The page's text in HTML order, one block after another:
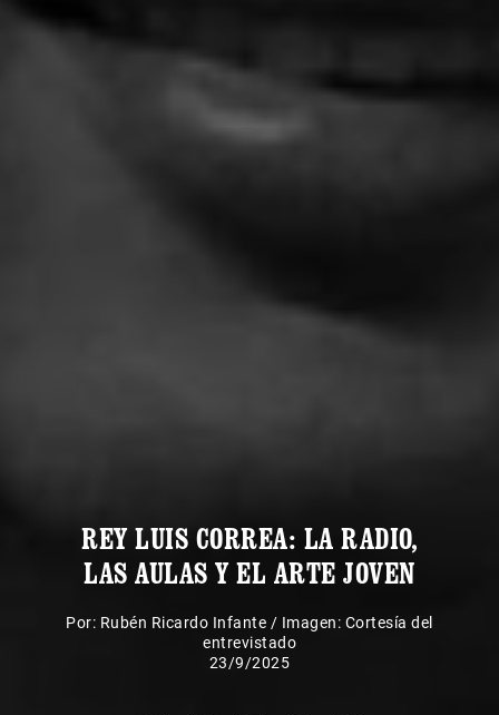
REY LUIS CORREA: LA RADIO,
LAS AULAS Y EL ARTE JOVEN
Por: Rubén Ricardo Infante / Imagen: Cortesía del
entrevistado
23/9/2025